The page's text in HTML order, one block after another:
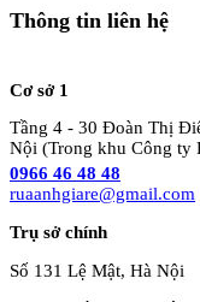
Thông tin liên hệ
Cơ sở 1
Tầng 4 - 30 Đoàn Thị
Nội (Trong khu Công ty
0966 46 48 48
ruaanhgiare@gmail.com
Trụ sở chính
Số 131 Lệ Mật, Hà Nội